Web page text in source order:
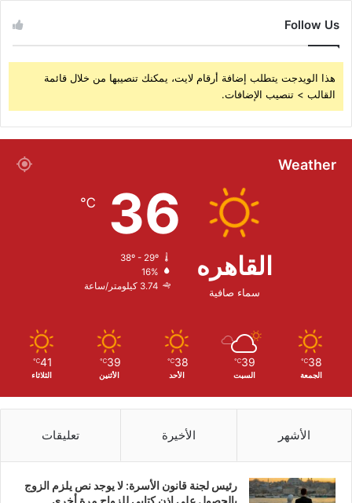
Follow Us
هذا الويدجت يتطلب إضافة أرقام لايت، يمكنك تنصيبها من خلال قائمة
القالب > تنصيب الإضافات.
Weather
القاهره
سماء صافية
36
℃
38º - 29º
16%
3.74 كيلومتر/ساعة
38
℃
الجمعة
39
℃
السبت
38
℃
الأحد
39
℃
الأثنين
41
℃
الثلاثاء
الأشهر الأخيرة تعليقات
رئيس لجنة قانون الأسرة: لا يوجد نص يلزم الزوج
بالحصول على إذن كتابي للزواج مرة أخرى